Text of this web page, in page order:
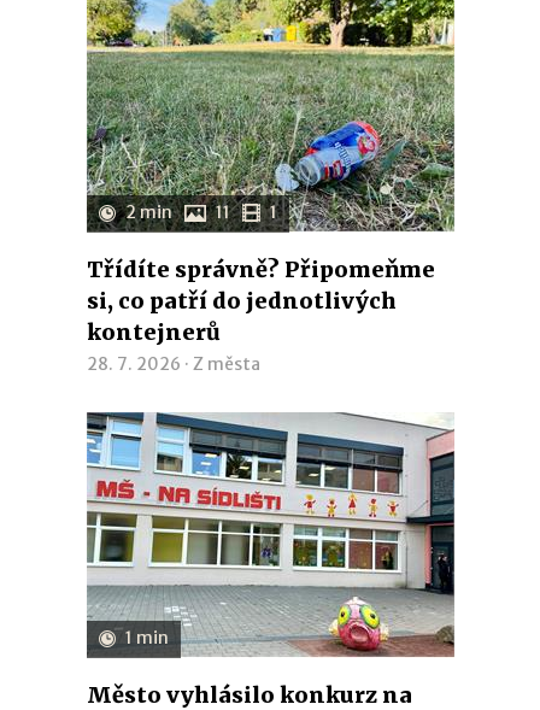
2 min 11 1
Třídíte správně? Připomeňme
si, co patří do jednotlivých
kontejnerů
28. 7. 2026 · Z města
1 min
Město vyhlásilo konkurz na